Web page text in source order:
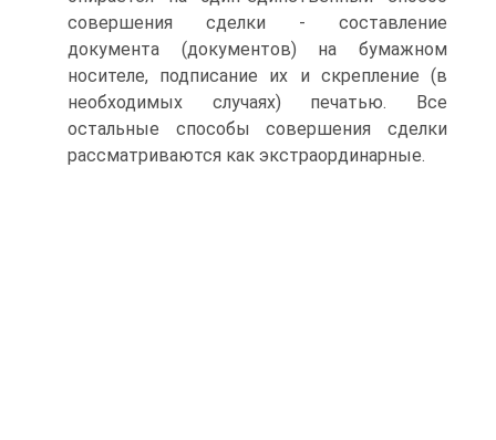
совершения сделки - составление
документа (документов) на бумажном
носителе, подписание их и скрепление (в
необходимых случаях) печатью. Все
остальные способы совершения сделки
рассматриваются как экстраординарные.